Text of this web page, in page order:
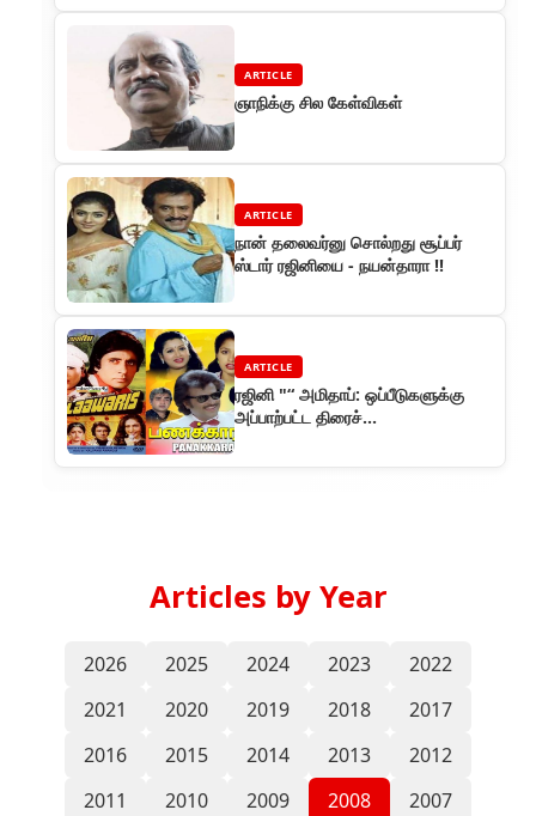
ARTICLE
ஞாநிக்கு சில கேள்விகள்
ARTICLE
நான் தலைவர்னு சொல்றது சூப்பர்
ஸ்டார் ரஜினியை - நயன்தாரா !!
ARTICLE
ரஜினி "“ அமிதாப்: ஒப்பீடுகளுக்கு
அப்பாற்பட்ட திரைச்
Articles by Year
2026 2025 2024 2023
2022
2021
2020 2019 2018
2017
2016
2015 2014 2013
2012
2011
2010 2009 2008
2007